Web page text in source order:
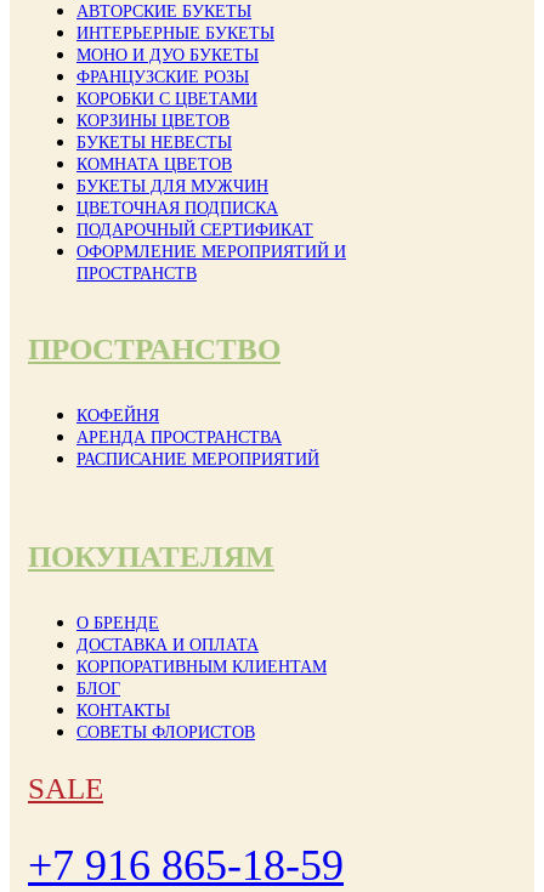
АВТОРСКИЕ БУКЕТЫ
ИНТЕРЬЕРНЫЕ БУКЕТЫ
МОНО И ДУО БУКЕТЫ
ФРАНЦУЗСКИЕ РОЗЫ
КОРОБКИ С ЦВЕТАМИ
КОРЗИНЫ ЦВЕТОВ
БУКЕТЫ НЕВЕСТЫ
КОМНАТА ЦВЕТОВ
БУКЕТЫ ДЛЯ МУЖЧИН
ЦВЕТОЧНАЯ ПОДПИСКА
ПОДАРОЧНЫЙ СЕРТИФИКАТ
ОФОРМЛЕНИЕ МЕРОПРИЯТИЙ И
ПРОСТРАНСТВ
ПРОСТРАНСТВО
КОФЕЙНЯ
АРЕНДА ПРОСТРАНСТВА
РАСПИСАНИЕ МЕРОПРИЯТИЙ
ПОКУПАТЕЛЯМ
О БРЕНДЕ
ДОСТАВКА И ОПЛАТА
КОРПОРАТИВНЫМ КЛИЕНТАМ
БЛОГ
КОНТАКТЫ
СОВЕТЫ ФЛОРИСТОВ
SALE
+7 916 865-18-59